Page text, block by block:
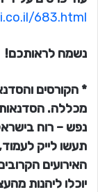
683.html
נשמח לראותכם!
* הקורסים
מכללה. הסדנאות
נפש – רוח
תעשו לייק
האירועים
יוכלו ליהנות